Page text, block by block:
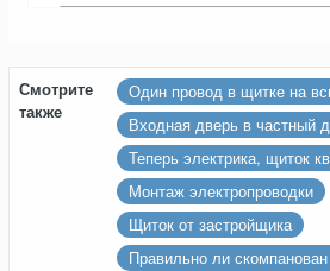
Смотрите
также
Один провод в щитке на
Входная дверь в частный
Теперь электрика, щиток
Монтаж электропроводки
Щиток от застройщика
Правильно ли